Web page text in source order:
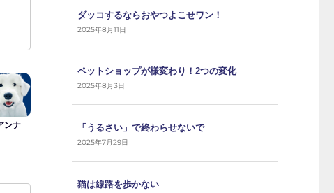
ダッコするならおやつよこせワン！
2025年8月11日
ペットショップが様変わり！2つの変化
2025年8月3日
「うるさい」で終わらせないで
2025年7月29日
猫は線路を歩かない